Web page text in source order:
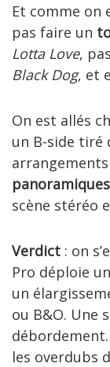
Et comme on
pas faire un
Lotta Love,
Black Dog, et
On est allés
un B-side tiré
panoramiques
scène stéréo
Verdict : on
Pro déploie
un
ou B&O. Une
les overdubs